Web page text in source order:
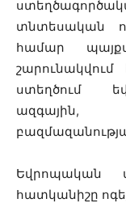
տնտեսական
համար
ստեղծում
ազգային,
Եվրոպական
հատկանիշը